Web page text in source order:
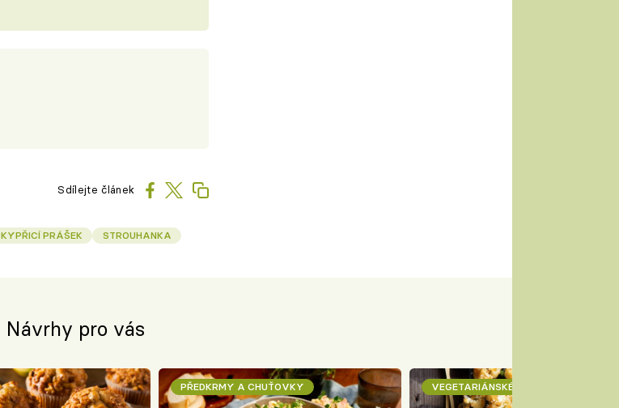
Sdílejte článek
KYPŘICÍ PRÁŠEK STROUHANKA
Návrhy pro vás
PŘEDKRMY A CHUŤOVKY VEGETARIÁNSKÉ